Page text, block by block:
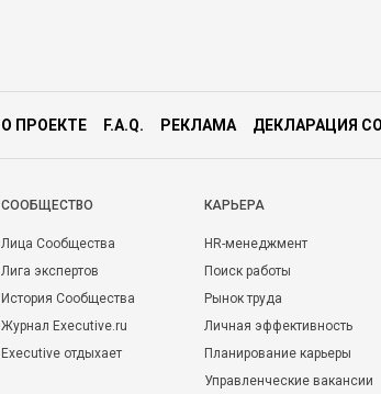
О ПРОЕКТЕ F.A.Q. РЕКЛАМА ДЕКЛАРАЦИЯ
CООБЩЕСТВО
Лица Сообщества
Лига экспертов
История Сообщества
Журнал Executive.ru
Executive отдыхает
КАРЬЕРА
HR-менеджмент
Поиск работы
Рынок труда
Личная эффективность
Планирование карьеры
Управленческие вакансии